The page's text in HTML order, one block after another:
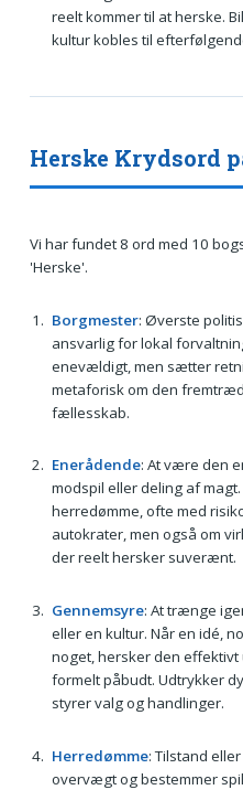
reelt kommer til at herske.
kultur kobles til
Herske Krydsord
Vi har fundet 8 ord med 10
'Herske'.
Borgmester: Øverste
ansvarlig for lokal
enevældigt, men sætter
metaforisk om den
fællesskab.
Enerådende: At være den
modspil eller deling af
herredømme, ofte med
autokrater, men også om
der reelt hersker suverænt.
Gennemsyre: At trænge
eller en kultur. Når en idé,
noget, hersker den
formelt påbudt. Udtrykker
styrer valg og handlinger.
Herredømme: Tilstand
overvægt og bestemmer